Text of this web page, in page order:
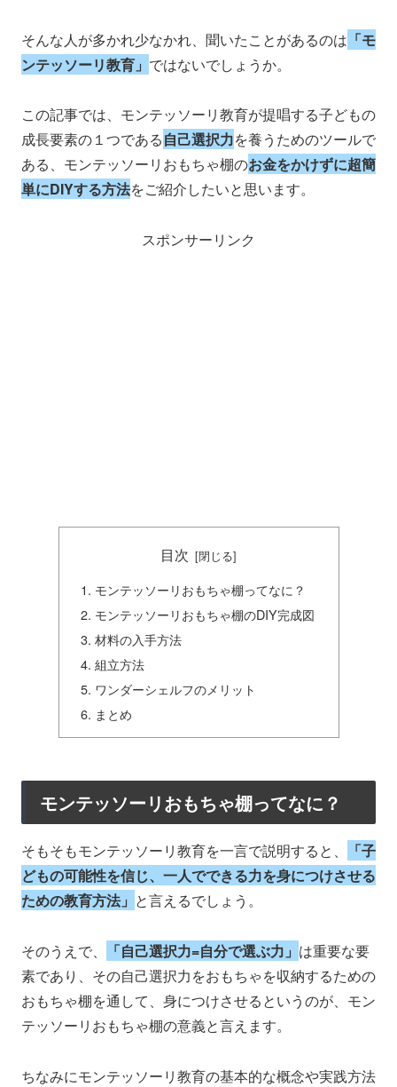
そんな人が多かれ少なかれ、聞いたことがあるのは 「モ
ンテッソーリ教育」 ではないでしょうか。
この記事では、モンテッソーリ教育が提唱する子どもの
成長要素の１つである自己選択力を養うためのツールで
ある、モンテッソーリおもちゃ棚のお金をかけずに超簡
単にDIYする方法をご紹介したいと思います。
スポンサーリンク
目次
モンテッソーリおもちゃ棚ってなに？
モンテッソーリおもちゃ棚のDIY完成図
材料の入手方法
組立方法
ワンダーシェルフのメリット
まとめ
モンテッソーリおもちゃ棚ってなに？
そもそもモンテッソーリ教育を一言で説明すると、
「子
どもの可能性を信じ、一人でできる力を身につけさせる
ための教育方法」 と言えるでしょう。
そのうえで、 「自己選択力=自分で選ぶ力」 は重要な要
素であり、その自己選択力をおもちゃを収納するための
おもちゃ棚を通して、身につけさせるというのが、モン
テッソーリおもちゃ棚の意義と言えます。
ちなみにモンテッソーリ教育の基本的な概念や実践方法